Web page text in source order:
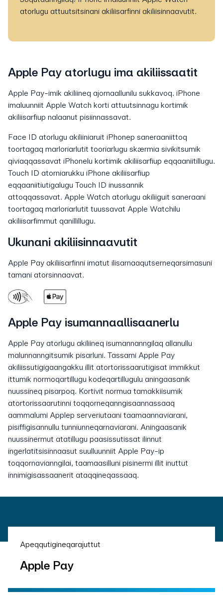
atorlugu attuutsitsinani akiliisarfinni akiliisinnaavutit.
Apple Pay atorlugu ima akiliissaatit
Apple Pay-imik akiliineq ajornaallunilu sukkavoq. iPhone
imaluunniit Apple Watch korti attuutsinnagu kortimik
akiliisarfiup nalaanut pisiinnassavat.
Face ID atorlugu akiliiniaruit iPhonep saneraaniittoq
toortagaq marloriarlutit tooriarlugu skærmia sivikitsumik
qiviaqqassavat iPhonelu kortimik akiliisarfiup eqqaaniitillugu.
Touch ID atorniarukku iPhone akiliisarfiup
eqqaaniitiutigalugu Touch ID inussannik
attoqqassavat. Apple Watch atorlugu akiliiguit saneraani
toortagaq marloriarlutit tuussavat Apple Watchilu
akiliisarfimmut qanillillugu.
Ukunani akiliisinnaavutit
Apple Pay akiliisarfinni imatut ilisarnaaqutserneqarsimasuni
tamani atorsinnaavat.
Apple Pay isumannaallisaanerlu
Apple Pay atorlugu akiliineq isumannanngilaq allanullu
malunnanngitsumik pisarluni. Tassami Apple Pay
akiliissutigigaangakku illit atortorissaarutigisat immikkut
ittumik normoqartillugu kodeqartillugulu aningaasanik
nuussineq pisarpoq. Kortivit normua tamakkiisumik
atortorissaarutinni toqqorneqanngisaannassaaq
aammalumi Applep serveriutaani taamaannaviarani,
pisiffigisannullu tunniunneqarnaviarani. Aningaasanik
nuussinermut atatillugu paasissutissat ilinnut
ingerlatitsisinnaasut suulluunniit Apple Pay-ip
toqqornavianngilai, taamaasilluni pisinermi illit inuttut
innimigisassaanerit ataqqineqassaaq.
Apeqqutigineqarajuttut
Apple Pay